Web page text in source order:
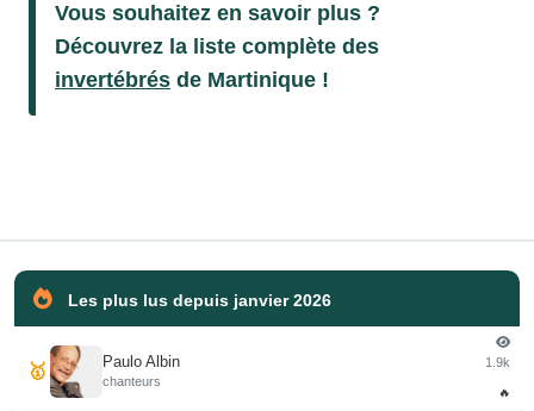
Vous souhaitez en savoir plus ?
Découvrez la liste complète des
invertébrés de Martinique !
Les plus lus depuis janvier 2026
🥇 Paulo Albin
chanteurs
1.9k
🔥